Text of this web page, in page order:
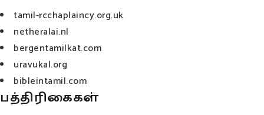
tamil-rcchaplaincy.org.uk
netheralai.nl
bergentamilkat.com
uravukal.org
bibleintamil.com
பத்திரிகைகள்